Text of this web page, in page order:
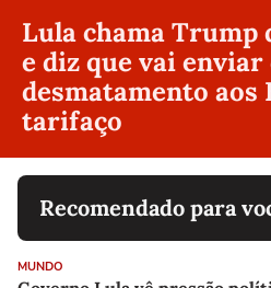
Lula chama Trump
e diz que vai enviar
desmatamento aos
tarifaço
Recomendado para
MUNDO